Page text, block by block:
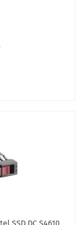
SSD DC S4610